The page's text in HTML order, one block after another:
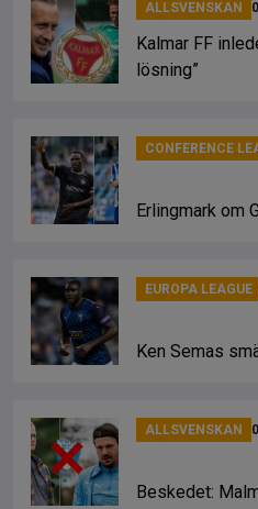
ALLSVENSKAN
Kalmar FF
lösning”
CONFERENCE
Erlingmark om
EUROPA LEAGUE
Ken Semas
ALLSVENSKAN
Beskedet: